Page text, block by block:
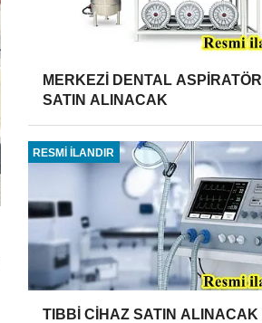
MERKEZİ DENTAL ASPİRATÖR
SATIN ALINACAK
RESMİ İLANDIR
TIBBİ CİHAZ SATIN ALINACAK